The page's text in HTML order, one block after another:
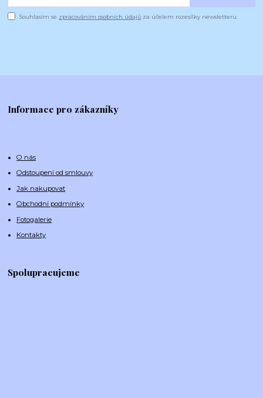
Souhlasím se zpracováním osobních údajů za účelem rozesílky newsletteru.
Informace pro zákazníky
O nás
Odstoupení od smlouvy
Jak nakupovat
Obchodní podmínky
Fotogalerie
Kontakty
Spolupracujeme